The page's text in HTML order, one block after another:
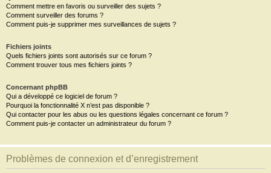
Comment mettre en favoris ou surveiller des sujets ?
Comment surveiller des forums ?
Comment puis-je supprimer mes surveillances de sujets ?
Fichiers joints
Quels fichiers joints sont autorisés sur ce forum ?
Comment trouver tous mes fichiers joints ?
Concernant phpBB
Qui a développé ce logiciel de forum ?
Pourquoi la fonctionnalité X n’est pas disponible ?
Qui contacter pour les abus ou les questions légales concernant ce forum ?
Comment puis-je contacter un administrateur du forum ?
Problèmes de connexion et d’enregistrement